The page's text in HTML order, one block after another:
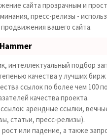
сайта прозрачным и
пресс-релизы -
вашего сайта.
интеллектуальный подбор
качества у лучших
ссылок по более чем 100
качества проекта.
арендные ссылки,
статьи, пресс-релизы).
или падение, а также